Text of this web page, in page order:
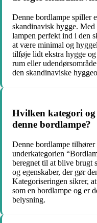
Denne bordlampe spiller
skandinavisk hygge. Med
lampen perfekt ind i den
at være minimal og
tilføje lidt ekstra hygge
rum eller
den skandinaviske
Hvilken kategori
denne bordlampe?
Denne bordlampe
underkategorien
beregnet til at blive brugt
og egenskaber, der gør
Kategoriseringen sikrer,
som en bordlampe og er
belysning.